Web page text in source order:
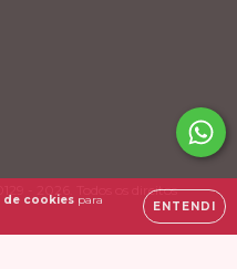
de cookies para
ENTENDI
- 2026. Todos os direitos